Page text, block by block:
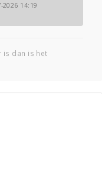
14:19
is dan is het